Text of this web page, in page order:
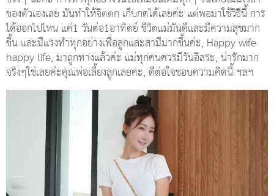
ของตัวเองเลย มันทำให้จิตตก เก็บกดได้เลยค่ะ แต่พอมาใช้วิธีนี้ การ
ได้ออกไปไหน แค่1 วันต่อ1อาทิตย์ ชีวิตแม่มันดีและมีความสุขมาก
ขึ้น และมีแรงทำทุกอย่างเพื่อลูกและสามีมากขึ้นค่ะ, Happy wife
happy life, มาถูกทางแล้วค่ะ แม่ทุกคนควรมีวันอิสระ, น่ารักมาก
จริงๆใช่เลยค่ะคุณพ่อเลี้ยงลูกเลยคะ, ดีต่อใจชอบความคิดนี้ ฯลฯ